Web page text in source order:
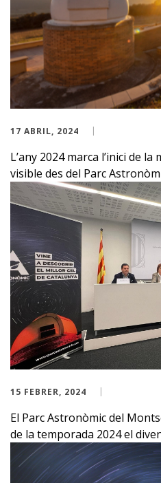
17 ABRIL, 2024
L’any 2024 marca l’inici de
visible des del Parc
15 FEBRER, 2024
El Parc Astronòmic del
de la temporada 2024 el